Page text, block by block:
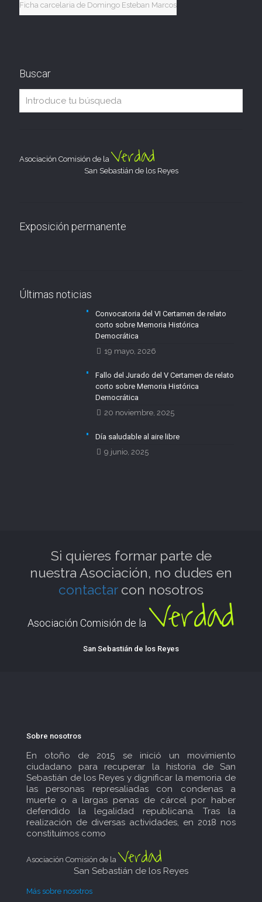
Ficha carcelaria de Domingo Esteban Marcos
Buscar
Asociación Comisión de la Verdad
San Sebastián de los Reyes
Exposición permanente
Últimas noticias
Convocatoria del VI Certamen de relato
corto sobre Memoria Histórica
Democrática
19 mayo, 2026
Fallo del Jurado del V Certamen de relato
corto sobre Memoria Histórica
Democrática
20 noviembre, 2025
Día saludable al aire libre
9 junio, 2025
Si quieres formar parte de
nuestra Asociación, no dudes en
contactarcon nosotros
Asociación Comisión de la Verdad
San Sebastián de los Reyes
Sobre nosotros
En otoño de 2015 se inició un movimiento
ciudadano para recuperar la historia de San
Sebastián de los Reyes y dignificar la memoria de
las personas represaliadas con condenas a
muerte o a largas penas de cárcel por haber
defendido la legalidad republicana. Tras la
realización de diversas actividades, en 2018 nos
constituímos como
Asociación Comisión de la Verdad
San Sebastián de los Reyes
Más sobre nosotros